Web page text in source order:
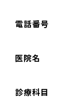
電話番号
医院名
診療科目